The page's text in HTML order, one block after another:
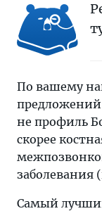
По вашему
не профиль
скорее
заболевания
Самый